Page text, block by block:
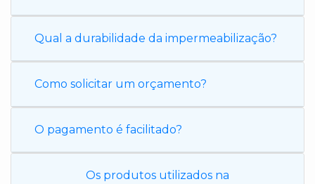
Qual a durabilidade da impermeabilização?
Como solicitar um orçamento?
O pagamento é facilitado?
Os produtos utilizados na